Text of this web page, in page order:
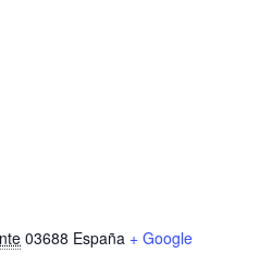
03688 España + Google